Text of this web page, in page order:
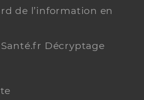
de l’information en
Décryptage